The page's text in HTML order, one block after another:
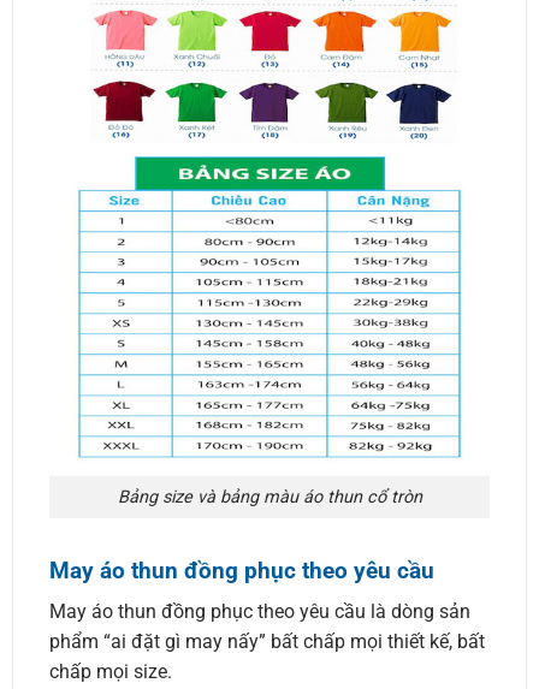
Bảng size và bảng màu áo thun cổ tròn
May áo thun đồng phục theo yêu cầu
May áo thun đồng phục theo yêu cầu là dòng sản
phẩm “ai đặt gì may nấy” bất chấp mọi thiết kế, bất
chấp mọi size.